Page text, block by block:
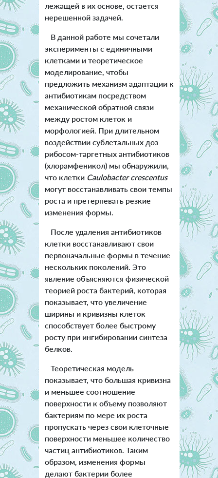
лежащей в их основе, остается
нерешенной задачей.
В данной работе мы сочетали
эксперименты с единичными
клетками и теоретическое
моделирование, чтобы
предложить механизм адаптации к
антибиотикам посредством
механической обратной связи
между ростом клеток и
морфологией. При длительном
воздействии сублетальных доз
рибосом-таргетных антибиотиков
(хлорамфеникол) мы обнаружили,
что клетки Caulobacter crescentus
могут восстанавливать свои темпы
роста и претерпевать резкие
изменения формы.
После удаления антибиотиков
клетки восстанавливают свои
первоначальные формы в течение
нескольких поколений. Это
явление объясняются физической
теорией роста бактерий, которая
показывает, что увеличение
ширины и кривизны клеток
способствует более быстрому
росту при ингибировании синтеза
белков.
Теоретическая модель
показывает, что большая кривизна
и меньшее соотношение
поверхности к объему позволяют
бактериям по мере их роста
пропускать через свои клеточные
поверхности меньшее количество
частиц антибиотиков. Таким
образом, изменения формы
делают бактерии более